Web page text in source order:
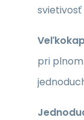
svietivosť
pri